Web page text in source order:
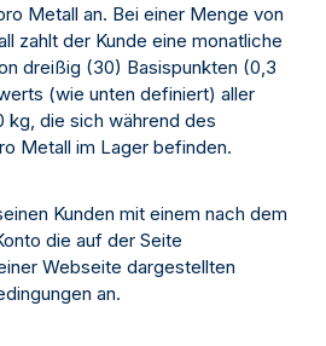
Metall an. Bei einer Menge von
zahlt der Kunde eine monatliche
dreißig (30) Basispunkten (0,3
(wie unten definiert) aller
kg, die sich während des
Metall im Lager befinden.
Kunden mit einem nach dem
die auf der Seite
Webseite dargestellten
an.